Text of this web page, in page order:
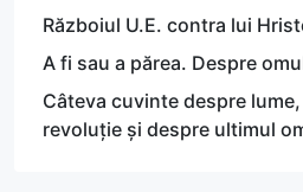
Războiul U.E. contra lui
A fi sau a părea. Despre
Câteva cuvinte despre
revoluție și despre ultimul